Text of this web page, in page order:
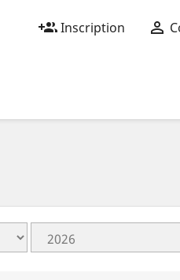
group_addInscription 